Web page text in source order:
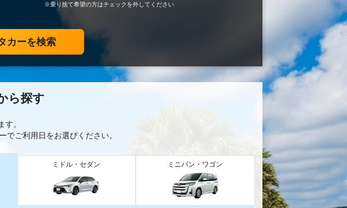
※乗り捨て希望の方はチェックを外してください
カーを検索
ら探す
す。
でご利用日をお選びください。
ミドル・セダン ミニバン・ワゴン